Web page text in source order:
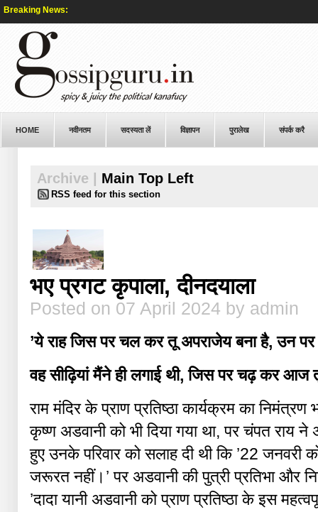
Breaking News:
HOME नवीनतम सदस्यता लें विज्ञापन पुरालेख संपर्क करै
Archive | Main Top Left
RSS feed for this section
भए प्रगट कृपाला, दीनदयाला
Posted on 07 April 2024 by admin
’ये राह जिस पर चल कर तू अपराजेय बना है,उन पर
वह सीढ़ियां मैंने ही लगाई थी,जिस पर चढ़ कर आज
राम मंदिर के प्राण प्रतिष्ठा कार्यक्रम का निमंत्रण
कृष्ण अडवानी को भी दिया गया था, पर चंपत
हुए उनके परिवार को सलाह दी थी कि ’22 जनवरी
जरूरत नहीं।’ पर अडवानी की पुत्री प्रतिभा और
’दादा यानी अडवानी को प्राण प्रतिष्ठा के इस